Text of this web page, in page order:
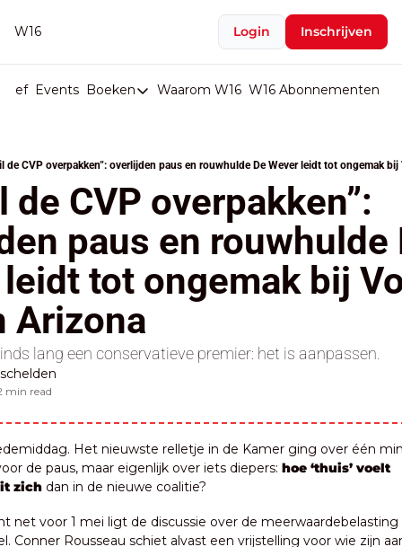
W16 Login Inschrijven
Events Boeken
Boeken
Boeken
Stop de Persen
Het Merk België
De Doodgravers van België
Bpost Hold-up
Waarom W16 W16 Abonnementen
de CVP overpakken”: overlijden paus en rouwhulde De Wever leidt tot ongemak
de CVP overpakken”:
paus en rouwhulde
leidt tot ongemak bij
Arizona
lang een conservatieve premier: het is aanpassen.
min read
Het nieuwste relletje in de Kamer ging over één
de paus, maar eigenlijk over iets diepers: hoe ‘thuis’ voelt
zich dan in de nieuwe coalitie?
net voor 1 mei ligt de discussie over de meerwaardebelasting
Conner Rousseau schiet alvast een vrijstelling voor wie zijn